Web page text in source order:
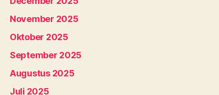
November 2025
Oktober 2025
September 2025
Augustus 2025
Juli 2025